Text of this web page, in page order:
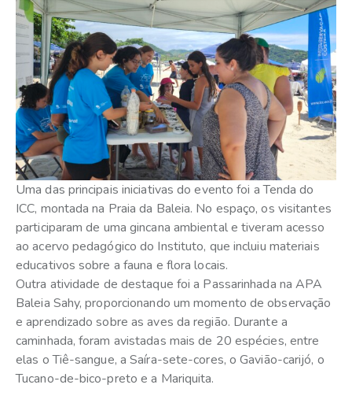
Uma das principais iniciativas do evento foi a Tenda do
ICC, montada na Praia da Baleia. No espaço, os visitantes
participaram de uma gincana ambiental e tiveram acesso
ao acervo pedagógico do Instituto, que incluiu materiais
educativos sobre a fauna e flora locais.
Outra atividade de destaque foi a Passarinhada na APA
Baleia Sahy, proporcionando um momento de observação
e aprendizado sobre as aves da região. Durante a
caminhada, foram avistadas mais de 20 espécies, entre
elas o Tiê-sangue, a Saíra-sete-cores, o Gavião-carijó, o
Tucano-de-bico-preto e a Mariquita.